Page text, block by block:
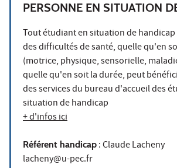
PERSONNE EN SITUATION
Tout étudiant en situation de
des difficultés de santé, quelle qu'en
(motrice, physique, sensorielle,
quelle qu'en soit la durée, peut
des services du bureau d'accueil des
situation de handicap
+ d'infos ici
Référent handicap : Claude Lacheny
lacheny@u-pec.fr